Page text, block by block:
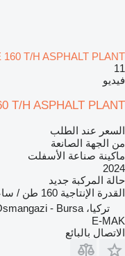
T/H ASPHALT PLANT
11
فيديو
T/H ASPHALT PLANT
السعر عند الطلب
من الجهة الصانعة
ماكينة صناعة الأسفلت
2024
حالة المركبة جديد
القدرة الإنتاجية 160 طن / ساعة
تركيا، Osmangazi - Bursa
E-MAK
الاتصال بالبائع